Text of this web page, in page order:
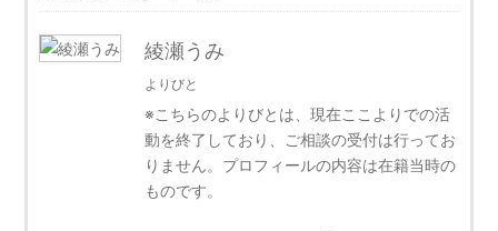
綾瀬うみ
よりびと
※こちらのよりびとは、現在ここよりでの活
動を終了しており、ご相談の受付は行ってお
りません。プロフィールの内容は在籍当時の
ものです。